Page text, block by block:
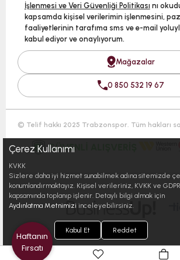
İşlenmesi ve Veri Güvenliği Politikası nı
kapsamda kişisel verilerimin işlenmesini,
faaliyetlerinin tarafıma sms ve e-mail
kabul ediyor ve onaylıyorum.
Mağazalar
0 850 532 19 67
© Telif hakkı 2025 Trabzonspor. Tüm hakları
Çerez Kullanımı
KVKK
Sizlere daha iyi hizmet sunabilmek adına sitemizde
konumlandırmaktayız. Kişisel verileriniz, KVKK ve GDPR
kapsamında toplanıp işlenir. Detaylı bilgi almak için
Aydınlatma Metnimizi inceleyebilirsiniz.
Kabul Et Reddet
Haftanın
Fırsatı